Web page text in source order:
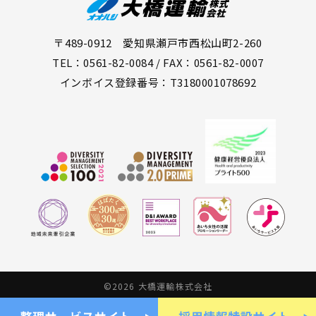
〒489-0912 愛知県瀬戸市西松山町2-260
TEL：0561-82-0084 / FAX：0561-82-0007
インボイス登録番号：T3180001078692
©2026 大橋運輸株式会社